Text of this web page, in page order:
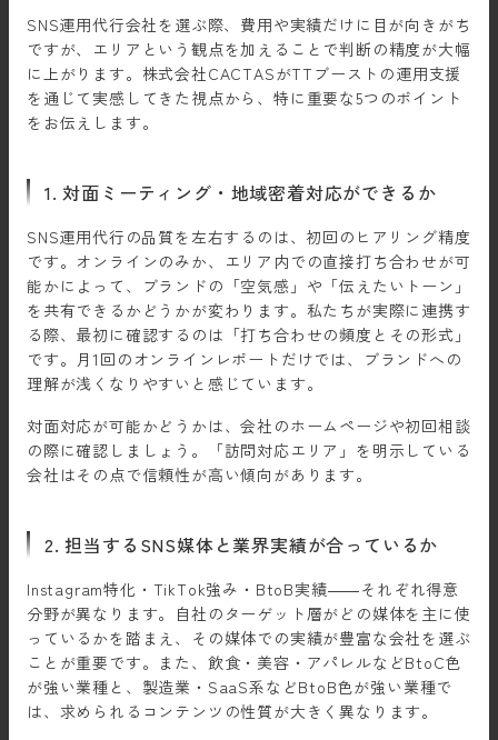
SNS運用代行会社を選ぶ際、費用や実績だけに目が向きがち
ですが、エリアという観点を加えることで判断の精度が大幅
に上がります。株式会社CACTASがTTブーストの運用支援
を通じて実感してきた視点から、特に重要な5つのポイント
をお伝えします。
1. 対面ミーティング・地域密着対応ができるか
SNS運用代行の品質を左右するのは、初回のヒアリング精度
です。オンラインのみか、エリア内での直接打ち合わせが可
能かによって、ブランドの「空気感」や「伝えたいトーン」
を共有できるかどうかが変わります。私たちが実際に連携す
る際、最初に確認するのは「打ち合わせの頻度とその形式」
です。月1回のオンラインレポートだけでは、ブランドへの
理解が浅くなりやすいと感じています。
対面対応が可能かどうかは、会社のホームページや初回相談
の際に確認しましょう。「訪問対応エリア」を明示している
会社はその点で信頼性が高い傾向があります。
2. 担当するSNS媒体と業界実績が合っているか
Instagram特化・TikTok強み・BtoB実績——それぞれ得意
分野が異なります。自社のターゲット層がどの媒体を主に使
っているかを踏まえ、その媒体での実績が豊富な会社を選ぶ
ことが重要です。また、飲食・美容・アパレルなどBtoC色
が強い業種と、製造業・SaaS系などBtoB色が強い業種で
は、求められるコンテンツの性質が大きく異なります。